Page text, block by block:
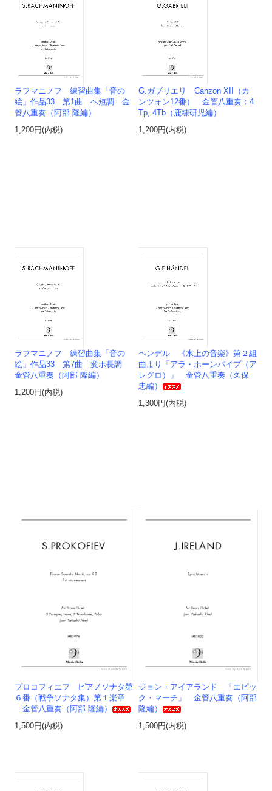
ラフマニノフ 練習曲集「音の
絵」作品33 第1曲 ヘ短調 金
管八重奏（阿部 隆編）
1,200円(内税)
G.ガブリエリ Canzon XII（カ
ンツォン12番） 金管八重奏：4
Tp, 4Tb（鹿糠研児編）
1,200円(内税)
ラフマニノフ 練習曲集「音の
絵」作品33 第7曲 変ホ長調
金管八重奏（阿部 隆編）
1,200円(内税)
ヘンデル 《水上の音楽》第２組
曲より「アラ・ホーンパイプ（ア
レグロ）」 金管八重奏（久保
忠編）
1,300円(内税)
プロコフィエフ ピアノソナタ第
６番（戦争ソナタ集）第１楽章
金管八重奏（阿部 隆編）
1,500円(内税)
ジョン・アイアランド 「エピッ
ク・マーチ」 金管八重奏（阿部
隆編）
1,500円(内税)